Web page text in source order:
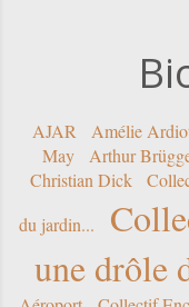
AJAR Amélie
May
Arthur
Christian Dick
du jardin...
une drôle